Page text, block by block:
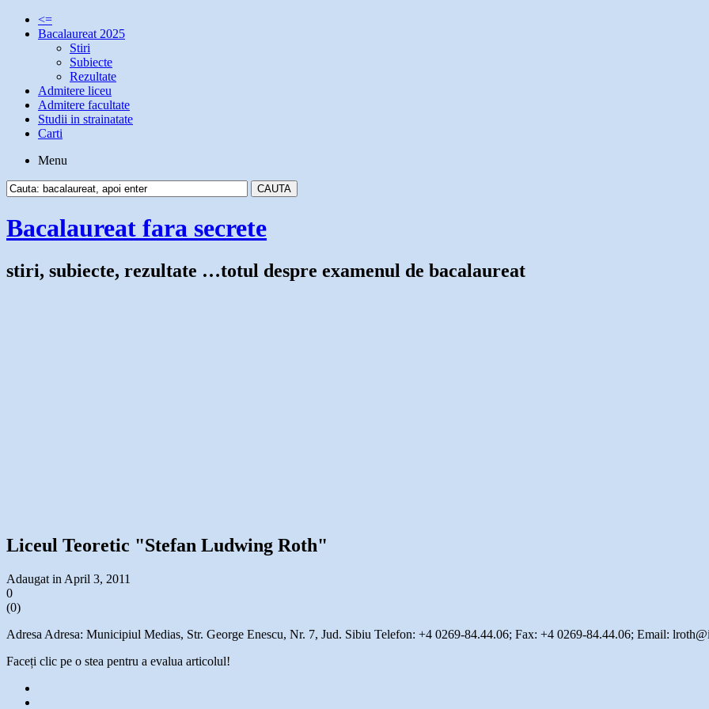
<=
Bacalaureat 2025
Stiri
Subiecte
Rezultate
Admitere liceu
Admitere facultate
Studii in strainatate
Carti
Menu
Bacalaureat fara secrete
stiri, subiecte, rezultate …totul despre examenul de bacalaureat
Liceul Teoretic "Stefan Ludwing Roth"
Adaugat in April 3, 2011
0
(0)
Adresa Adresa: Municipiul Medias, Str. George Enescu, Nr. 7, Jud. Sibiu Telefon: +4 0269-84.44.06; Fax: +4 0269-84.44.06; Email:
Faceți clic pe o stea pentru a evalua articolul!